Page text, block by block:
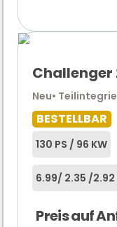
Challenger
Neu•
BESTELLBAR
130 PS / 96 KW
6.99/ 2.35 /2.92
Preis auf